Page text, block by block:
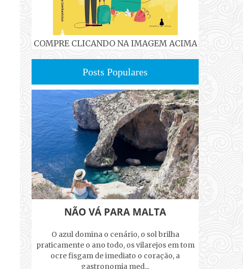
COMPRE CLICANDO NA IMAGEM ACIMA
Posts Populares
NÃO VÁ PARA MALTA
O azul domina o cenário, o sol brilha
praticamente o ano todo, os vilarejos em tom
ocre fisgam de imediato o coração, a
gastronomia med...